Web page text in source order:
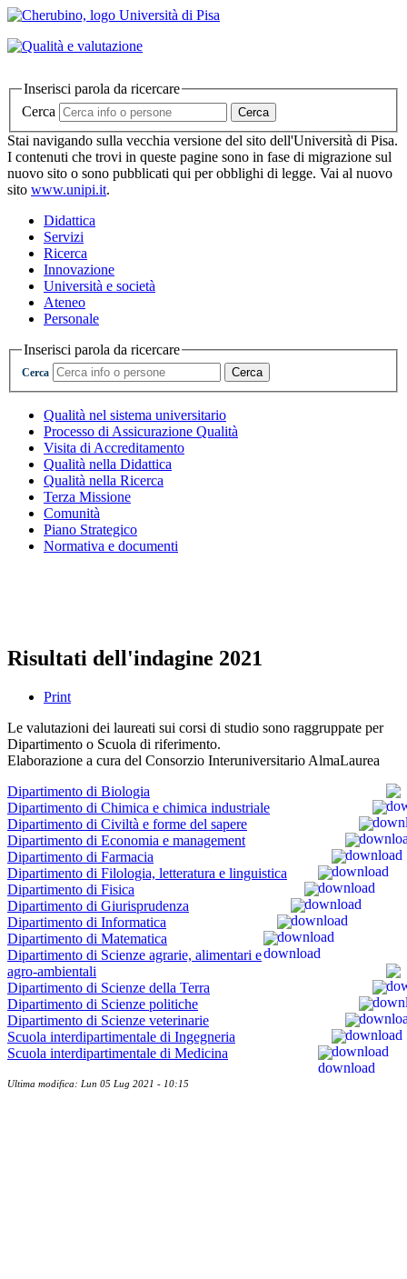
Inserisci parola da ricercare
Cerca
Cerca
Stai navigando sulla vecchia versione del sito dell'Università di Pisa.
I contenuti che trovi in queste pagine sono in fase di migrazione sul
nuovo sito o sono pubblicati qui per obblighi di legge. Vai al nuovo
sito www.unipi.it.
Didattica
Servizi
Ricerca
Innovazione
Università e società
Ateneo
Personale
Inserisci parola da ricercare
Cerca Cerca
Qualità nel sistema universitario
Processo di Assicurazione Qualità
Visita di Accreditamento
Qualità nella Didattica
Qualità nella Ricerca
Terza Missione
Comunità
Piano Strategico
Normativa e documenti
Risultati dell'indagine 2021
Print
Le valutazioni dei laureati sui corsi di studio sono raggruppate per
Dipartimento o Scuola di riferimento.
Elaborazione a cura del Consorzio Interuniversitario AlmaLaurea
Dipartimento di Biologia
Dipartimento di Chimica e chimica industriale
Dipartimento di Civiltà e forme del sapere
Dipartimento di Economia e management
Dipartimento di Farmacia
Dipartimento di Filologia, letteratura e linguistica
Dipartimento di Fisica
Dipartimento di Giurisprudenza
Dipartimento di Informatica
Dipartimento di Matematica
Dipartimento di Scienze agrarie, alimentari e
agro-ambientali
Dipartimento di Scienze della Terra
Dipartimento di Scienze politiche
Dipartimento di Scienze veterinarie
Scuola interdipartimentale di Ingegneria
Scuola interdipartimentale di Medicina
Ultima modifica: Lun 05 Lug 2021 - 10:15